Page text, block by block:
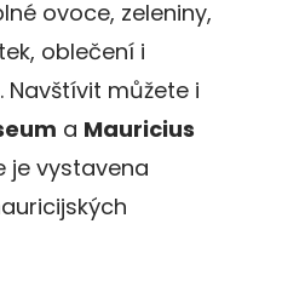
ovoce, zeleniny,
oblečení i
Navštívit můžete i
a Mauricius
je vystavena